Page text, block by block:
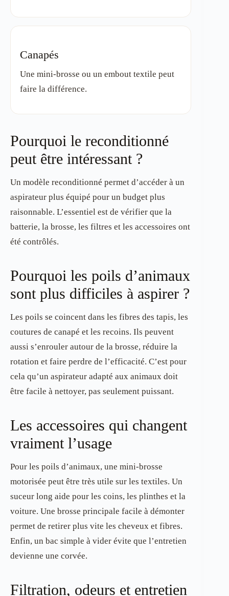
Canapés
Une mini-brosse ou un embout textile peut
faire la différence.
Pourquoi le reconditionné
peut être intéressant ?
Un modèle reconditionné permet d’accéder à un
aspirateur plus équipé pour un budget plus
raisonnable. L’essentiel est de vérifier que la
batterie, la brosse, les filtres et les accessoires ont
été contrôlés.
Pourquoi les poils d’animaux
sont plus difficiles à aspirer ?
Les poils se coincent dans les fibres des tapis, les
coutures de canapé et les recoins. Ils peuvent
aussi s’enrouler autour de la brosse, réduire la
rotation et faire perdre de l’efficacité. C’est pour
cela qu’un aspirateur adapté aux animaux doit
être facile à nettoyer, pas seulement puissant.
Les accessoires qui changent
vraiment l’usage
Pour les poils d’animaux, une mini-brosse
motorisée peut être très utile sur les textiles. Un
suceur long aide pour les coins, les plinthes et la
voiture. Une brosse principale facile à démonter
permet de retirer plus vite les cheveux et fibres.
Enfin, un bac simple à vider évite que l’entretien
devienne une corvée.
Filtration, odeurs et entretien